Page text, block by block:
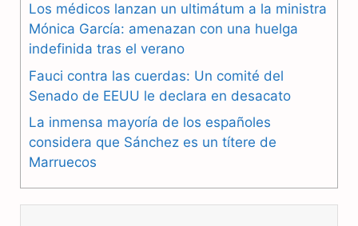
o
o
k
r
a
m
A
p
p
Los médicos lanzan un ultimátum a la ministra
Mónica García: amenazan con una huelga
indefinida tras el verano
Fauci contra las cuerdas: Un comité del
Senado de EEUU le declara en desacato
La inmensa mayoría de los españoles
considera que Sánchez es un títere de
Marruecos